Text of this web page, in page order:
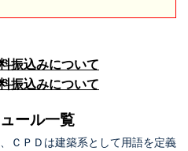
振込みについて
振込みについて
ール一覧
ＣＰＤは建築系として用語を定義